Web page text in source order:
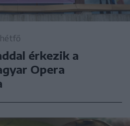
érkezik a
Opera